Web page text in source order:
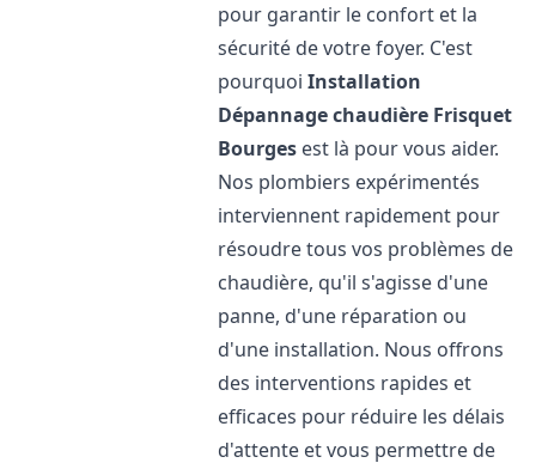
pour garantir le confort et la
sécurité de votre foyer. C'est
pourquoiInstallation
Dépannage chaudière Frisquet
Bourges est là pour vous aider.
Nos plombiers expérimentés
interviennent rapidement pour
résoudre tous vos problèmes de
chaudière, qu'il s'agisse d'une
panne, d'une réparation ou
d'une installation. Nous offrons
des interventions rapides et
efficaces pour réduire les délais
d'attente et vous permettre de